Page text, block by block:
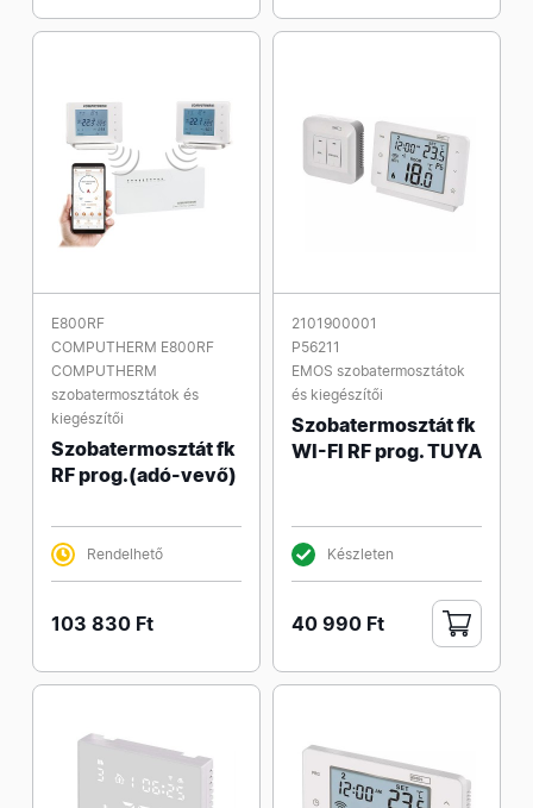
E800RF
COMPUTHERM E800RF
COMPUTHERM
szobatermosztátok és
kiegészítői
Szobatermosztát fk
RF prog.(adó-vevő)
Rendelhető
103 830 Ft
2101900001
P56211
EMOS szobatermosztátok
és kiegészítői
Szobatermosztát fk
WI-FI RF prog. TUYA
Készleten
40 990 Ft